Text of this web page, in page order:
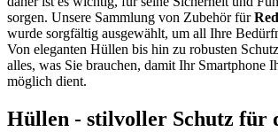
sorgen. Unsere Sammlung von Zubehör für
wurde sorgfältig ausgewählt, um all Ihre
Von eleganten Hüllen bis hin zu robusten
alles, was Sie brauchen, damit Ihr Smartphone
möglich dient.
Hüllen - stilvoller Schutz für